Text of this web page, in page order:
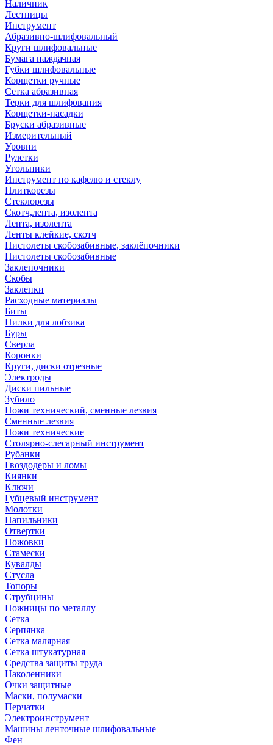
Наличник
Лестницы
Инструмент
Абразивно-шлифовальный
Круги шлифовальные
Бумага наждачная
Губки шлифовальные
Корщетки ручные
Сетка абразивная
Терки для шлифования
Корщетки-насадки
Бруски абразивные
Измерительный
Уровни
Рулетки
Угольники
Инструмент по кафелю и стеклу
Плиткорезы
Стеклорезы
Скотч,лента, изолента
Лента, изолента
Ленты клейкие, скотч
Пистолеты скобозабивные, заклёпочники
Пистолеты скобозабивные
Заклепочники
Скобы
Заклепки
Расходные материалы
Биты
Пилки для лобзика
Буры
Сверла
Коронки
Круги, диски отрезные
Электроды
Диски пильные
Зубило
Ножи технический, сменные лезвия
Сменные лезвия
Ножи технические
Столярно-слесарный инструмент
Рубанки
Гвоздодеры и ломы
Киянки
Ключи
Губцевый инструмент
Молотки
Напильники
Отвертки
Ножовки
Стамески
Кувалды
Стусла
Топоры
Струбцины
Ножницы по металлу
Сетка
Серпянка
Сетка малярная
Сетка штукатурная
Средства защиты труда
Наколенники
Очки защитные
Маски, полумаски
Перчатки
Электроинструмент
Машины ленточные шлифовальные
Фен